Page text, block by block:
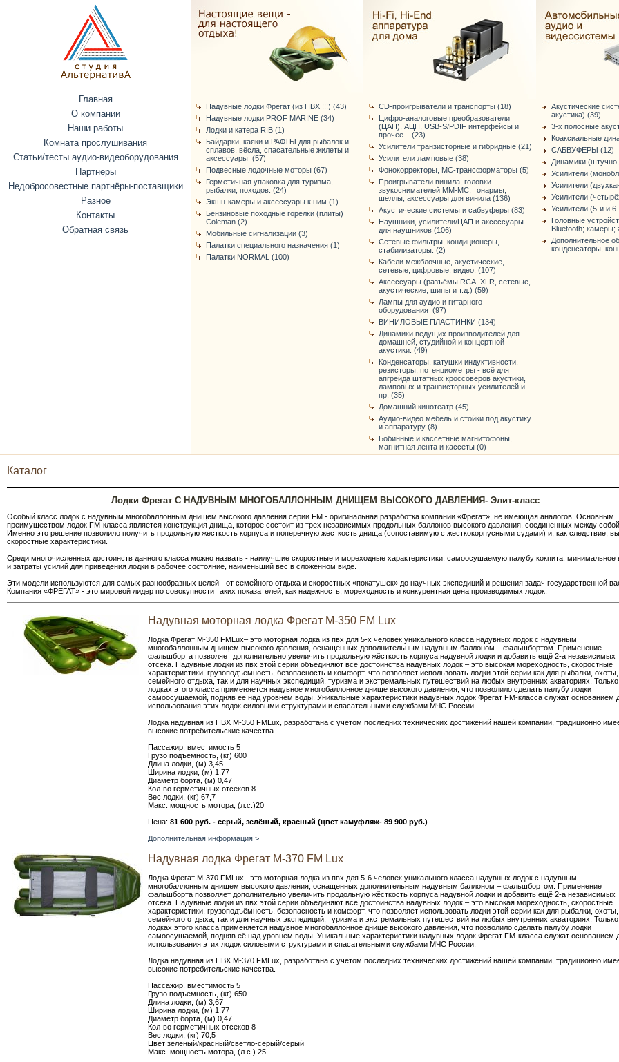
Главная
О компании
Наши работы
Комната прослушивания
Статьи/тесты аудио-видеоборудования
Партнеры
Недобросовестные партнёры-поставщики
Разное
Контакты
Обратная связь
Надувные лодки Фрегат (из ПВХ !!!) (43)
Надувные лодки PROF MARINE (34)
Лодки и катера RIB (1)
Байдарки, каяки и РАФТЫ для рыбалок и
сплавов, вёсла, спасательные жилеты и
аксессуары (57)
Подвесные лодочные моторы (67)
Герметичная упаковка для туризма,
рыбалки, походов. (24)
Экшн-камеры и аксессуары к ним (1)
Бензиновые походные горелки (плиты)
Coleman (2)
Мобильные сигнализации (3)
Палатки специального назначения (1)
Палатки NORMAL (100)
CD-проигрыватели и транспорты (18)
Цифро-аналоговые преобразователи
(ЦАП), АЦП, USB-S/PDIF интерфейсы и
прочее... (23)
Усилители транзисторные и гибридные (21)
Усилители ламповые (38)
Фонокорректоры, МС-трансформаторы (5)
Проигрыватели винила, головки
звукоснимателей ММ-МС, тонармы,
шеллы, аксессуары для винила (136)
Акустические системы и сабвуферы (83)
Наушники, усилители/ЦАП и аксессуары
для наушников (106)
Сетевые фильтры, кондиционеры,
стабилизаторы. (2)
Кабели межблочные, акустические,
сетевые, цифровые, видео. (107)
Аксессуары (разъёмы RCA, XLR, сетевые,
акустические; шипы и т.д.) (59)
Лампы для аудио и гитарного
оборудования (97)
ВИНИЛОВЫЕ ПЛАСТИНКИ (134)
Динамики ведущих производителей для
домашней, студийной и концертной
акустики. (49)
Конденсаторы, катушки индуктивности,
резисторы, потенциометры - всё для
апгрейда штатных кроссоверов акустики,
ламповых и транзисторных усилителей и
пр. (35)
Домашний кинотеатр (45)
Аудио-видео мебель и стойки под акустику
и аппаратуру (8)
Бобинные и кассетные магнитофоны,
магнитная лента и кассеты (0)
Акустические
акустика) (39)
3-х полосные
Коаксиальные
САБВУФЕРЫ (12)
Динамики
Усилители
Усилители
Усилители
Усилители (5-и и
Головные
Bluetooth; камеры;
Дополнительное
конденсаторы,
Каталог
Лодки Фрегат С НАДУВНЫМ МНОГОБАЛЛОННЫМ ДНИЩЕМ ВЫСОКОГО ДАВЛЕНИЯ- Элит-класс
Особый класс лодок с надувным многобаллонным днищем высокого давления серии FM - оригинальная разработка компании «Фрегат», не имеющая аналогов. Основным
преимуществом лодок FM-класса является конс­трукция днища, которое состоит из трех независимых продольных баллонов высокого давления, со­единенных между собой.
Именно это решение позволило получить продольную жесткос­ть корпуса и поперечную жес­ткость днища (сопоставимую с жесткокорпусными судами) и, как следствие,
скоростные характеристики.
Среди многочисленных досто­инств данного класса можно на­звать - наилучшие скоростные и мореходные характеристики, самоосушаемую палубу кокпита, минимальное
и затраты усилий для приведения лодки в рабочее состояние, наименьший вес в сложенном виде.
Эти модели используются для самых разнообразных целей - от семейного отдыха и скоростных «покатушек» до научных экспедиций и решения задач государственной
Компания «ФРЕГАТ» - это мировой лидер по совокупности таких показателей, как надежность, мореходность и конкурентная цена производимых лодок.
Надувная моторная лодка Фрегат M-350 FM Lux
Лодка Фрегат М-350 FMLux– это моторная лодка из пвх для 5-х человек уникального класса надувных лодок c надувным
многобаллонным днищем высокого давления, оснащенных дополнительным надувным баллоном – фальшбортом. Применение
фальшборта позволяет дополнительно увеличить продольную жёсткость корпуса надувной лодки и добавить ещё 2-а независимых
отсека. Надувные лодки из пвх этой серии объединяют все достоинства надувных лодок – это высокая мореходность, скоростные
характеристики, грузоподъёмность, безопасность и комфорт, что позволяет использовать лодки этой серии как для рыбалки, охоты,
семейного отдыха, так и для научных экспедиций, туризма и экстремальных путешествий на любых внутренних акваториях.
лодках этого класса применяется надувное многобаллонное днище высокого давления, что позволило сделать палубу лодки
самоосушаемой, подняв её над уровнем воды. Уникальные характеристики надувных лодок Фрегат FM-класса служат основанием
использования этих лодок силовыми структурами и спасательными службами МЧС России.
Лодка надувная из ПВХ М-350 FMLux, разработана с учётом последних технических достижений нашей компании, традиционно
высокие потребительские качества.
Пассажир. вместимость 5
Грузо подъемность, (кг) 600
Длина лодки, (м) 3,45
Ширина лодки, (м) 1,77
Диаметр борта, (м) 0,47
Кол-во герметичных отсеков 8
Вес лодки, (кг) 67,7
Макс. мощность мотора, (л.с.)20
Цена: 81 600 руб. - серый, зелёный, красный (цвет камуфляж- 89 900 руб.)
Дополнительная информация >
Надувная лодка Фрегат M-370 FM Lux
Лодка Фрегат М-370 FMLux– это моторная лодка из пвх для 5-6 человек уникального класса надувных лодок c надувным
многобаллонным днищем высокого давления, оснащенных дополнительным надувным баллоном – фальшбортом. Применение
фальшборта позволяет дополнительно увеличить продольную жёсткость корпуса надувной лодки и добавить ещё 2-а независимых
отсека. Надувные лодки из пвх этой серии объединяют все достоинства надувных лодок – это высокая мореходность, скоростные
характеристики, грузоподъёмность, безопасность и комфорт, что позволяет использовать лодки этой серии как для рыбалки, охоты,
семейного отдыха, так и для научных экспедиций, туризма и экстремальных путешествий на любых внутренних акваториях.
лодках этого класса применяется надувное многобаллонное днище высокого давления, что позволило сделать палубу лодки
самоосушаемой, подняв её над уровнем воды. Уникальные характеристики надувных лодок Фрегат FM-класса служат основанием
использования этих лодок силовыми структурами и спасательными службами МЧС России.
Лодка надувная из ПВХ М-370 FMLux, разработана с учётом последних технических достижений нашей компании, традиционно
высокие потребительские качества.
Пассажир. вместимость 5
Грузо подъемность, (кг) 650
Длина лодки, (м) 3,67
Ширина лодки, (м) 1,77
Диаметр борта, (м) 0,47
Кол-во герметичных отсеков 8
Вес лодки, (кг) 70,5
Цвет зеленый/красный/светло-серый/серый
Макс. мощность мотора, (л.с.) 25